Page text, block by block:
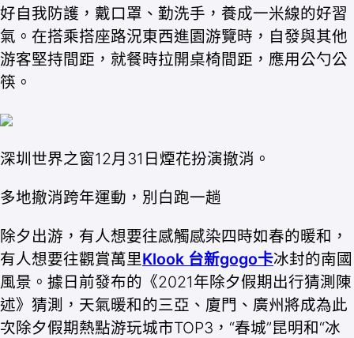
好自我防護，戴口罩、勤洗手，養成一米線的好習
氣。在搭乘搭座路況東西進園游覽時，自發與其他
游客堅持間距，就餐時拉開桌椅間距，應用公勺公
筷。
深圳世界之窗12月31日煙花扮演撤消。
多地撤消跨年運動，別白跑一趟
除夕出游，有人想要往感觸感染四時如春的暖和，
有人想要往觀賞萬里Klook 台新gogo卡冰封的南國
風景。據日前發布的《2021年除夕假期出行猜測陳
述》猜測，天氣暖和的三亞、廈門、廣州將成為此
次除夕假期熱點游玩城市TOP3，“春城”昆明和“冰